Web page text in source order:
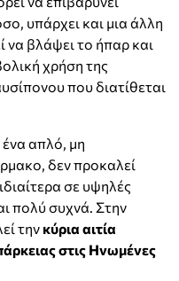
υπάρχει και μια άλλη
να βλάψει το ήπαρ και
χρήση της
που διατίθεται
ένα απλό, μη
δεν προκαλεί
σε υψηλές
πολύ συχνά. Στην
την κύρια αιτία
στις Ηνωμένες